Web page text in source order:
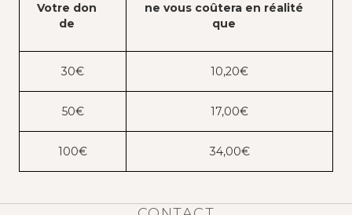
Votre don
de
ne vous coûtera en réalité
que
30€ 10,20€
50€ 17,00€
100€ 34,00€